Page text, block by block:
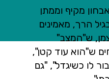
מקיף וממתן
הרך, מאמינים
ש"המצב"
ש"הוא עוד קטן",
לו כשיגדל", "גם